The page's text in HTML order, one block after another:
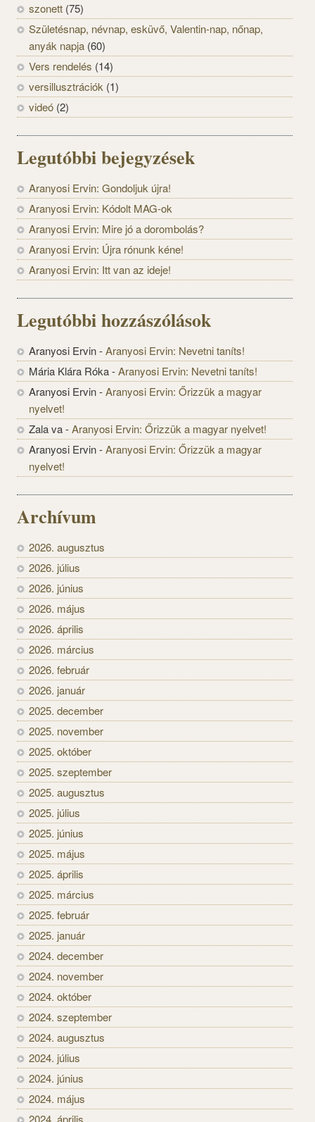
szonett (75)
Születésnap, névnap, esküvő, Valentin-nap, nőnap,
anyák napja (60)
Vers rendelés (14)
versillusztrációk (1)
videó (2)
Legutóbbi bejegyzések
Aranyosi Ervin: Gondoljuk újra!
Aranyosi Ervin: Kódolt MAG-ok
Aranyosi Ervin: Mire jó a dorombolás?
Aranyosi Ervin: Újra rónunk kéne!
Aranyosi Ervin: Itt van az ideje!
Legutóbbi hozzászólások
Aranyosi Ervin-Aranyosi Ervin: Nevetni taníts!
Mária Klára Róka-Aranyosi Ervin: Nevetni taníts!
Aranyosi Ervin-Aranyosi Ervin: Őrizzük a magyar
nyelvet!
Zala va-Aranyosi Ervin: Őrizzük a magyar nyelvet!
Aranyosi Ervin-Aranyosi Ervin: Őrizzük a magyar
nyelvet!
Archívum
2026. augusztus
2026. július
2026. június
2026. május
2026. április
2026. március
2026. február
2026. január
2025. december
2025. november
2025. október
2025. szeptember
2025. augusztus
2025. július
2025. június
2025. május
2025. április
2025. március
2025. február
2025. január
2024. december
2024. november
2024. október
2024. szeptember
2024. augusztus
2024. július
2024. június
2024. május
2024. április